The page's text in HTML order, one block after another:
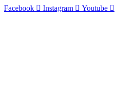
Facebook Instagram Youtube